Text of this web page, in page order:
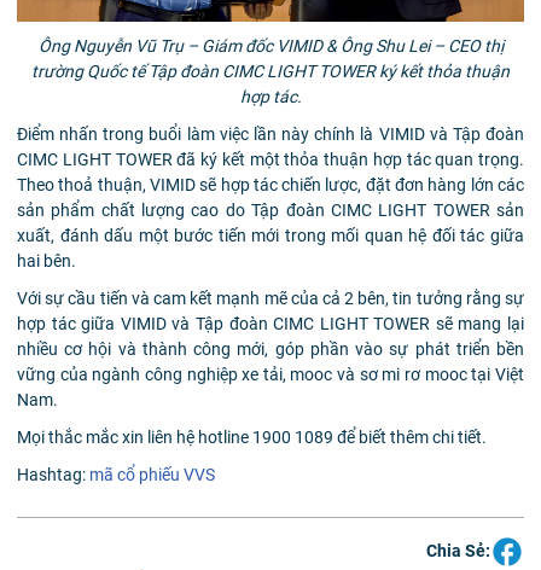
Ông Nguyễn Vũ Trụ – Giám đốc VIMID & Ông Shu Lei – CEO thị
trường Quốc tế Tập đoàn CIMC LIGHT TOWER ký kết thỏa thuận
hợp tác.
Điểm nhấn trong buổi làm việc lần này chính là VIMID và Tập đoàn
CIMC LIGHT TOWER đã ký kết một thỏa thuận hợp tác quan trọng.
Theo thoả thuận, VIMID sẽ hợp tác chiến lược, đặt đơn hàng lớn các
sản phẩm chất lượng cao do Tập đoàn CIMC LIGHT TOWER sản
xuất, đánh dấu một bước tiến mới trong mối quan hệ đối tác giữa
hai bên.
Với sự cầu tiến và cam kết mạnh mẽ của cả 2 bên, tin tưởng rằng sự
hợp tác giữa VIMID và Tập đoàn CIMC LIGHT TOWER sẽ mang lại
nhiều cơ hội và thành công mới, góp phần vào sự phát triển bền
vững của ngành công nghiệp xe tải, mooc và sơ mi rơ mooc tại Việt
Nam.
Mọi thắc mắc xin liên hệ hotline 1900 1089 để biết thêm chi tiết.
Hashtag: mã cổ phiếu VVS
Chia Sẻ: